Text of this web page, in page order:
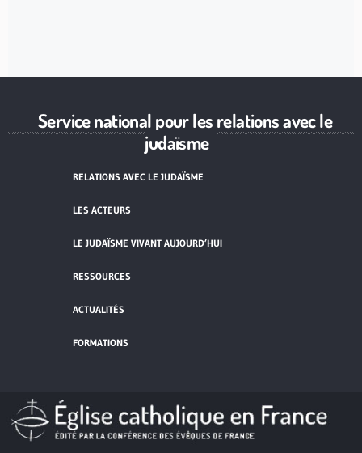
Service national pour les relations avec le
judaïsme
RELATIONS AVEC LE JUDAÏSME
LES ACTEURS
LE JUDAÏSME VIVANT AUJOURD’HUI
RESSOURCES
ACTUALITÉS
FORMATIONS